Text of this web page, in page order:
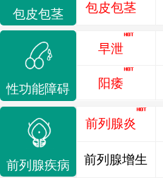
包皮包茎 包皮包茎
性功能障碍
早泄
阳痿
前列腺疾病
前列腺炎
前列腺增生